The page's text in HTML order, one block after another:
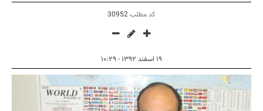
کد مطلب30952
۱۹ اسفند ۱۳۹۲ - ۱۰:۲۹